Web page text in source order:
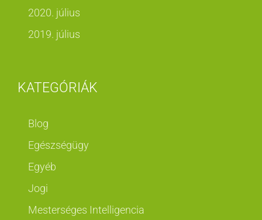
2020. július
2019. július
KATEGÓRIÁK
Blog
Egészségügy
Egyéb
Jogi
Mesterséges Intelligencia